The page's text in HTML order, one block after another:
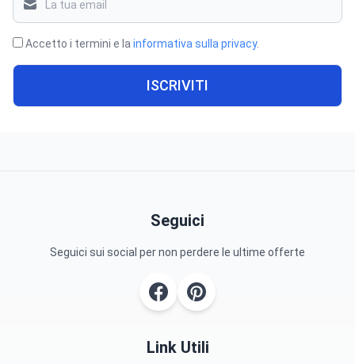
Accetto i termini e la informativa sulla privacy.
ISCRIVITI
Seguici
Seguici sui social per non perdere le ultime offerte
Link Utili